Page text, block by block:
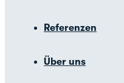
Referenzen
Über uns